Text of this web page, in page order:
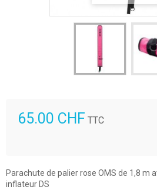
65.00 CHF TTC
Parachute de palier rose OMS de 1,8 m
inflateur DS